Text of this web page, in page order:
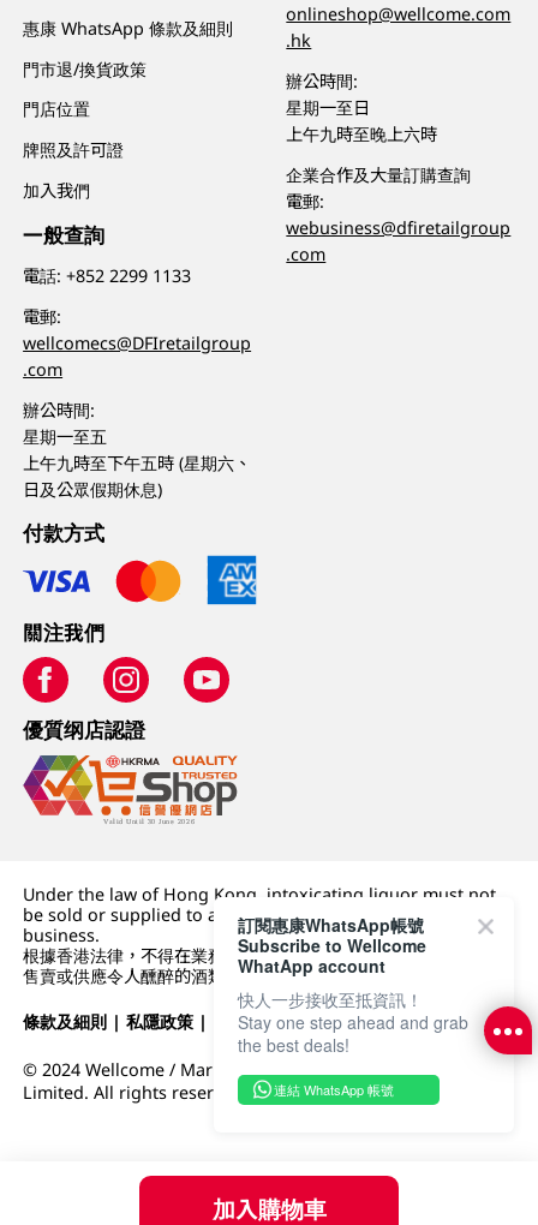
加入購物車
惠康 WhatsApp 條款及細則
門市退/換貨政策
門店位置
牌照及許可證
加入我們
一般查詢
電話:+852 2299 1133
電郵:
wellcomecs@DFIretailgroup
.com
辦公時間:
星期一至五
上午九時至下午五時 (星期六、
日及公眾假期休息)
onlineshop@wellcome.com
.hk
辦公時間:
星期一至日
上午九時至晚上六時
企業合作及大量訂購查詢
電郵:
webusiness@dfiretailgroup
.com
付款方式
關注我們
優質纲店認證
Under the law of Hong Kong, intoxicating liquor must not
be sold or supplied to a minor (under 18) in the course of
business.
根據香港法律，不得在業務過程中，向未成年人 (18 歲以下人士)
售賣或供應令人醺醉的酒類。
條款及細則 |私隱政策 | DFI零售集團
© 2024 Wellcome / Market Place. The Dairy Farm Company
Limited. All rights reserved.
訂閱惠康WhatsApp帳號
Subscribe to Wellcome
WhatApp account
快人一步接收至抵資訊！
Stay one step ahead and grab
the best deals!
連結 WhatsApp 帳號